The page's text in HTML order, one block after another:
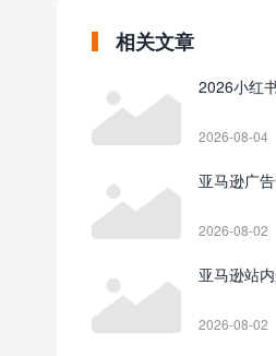
相关文章
2026小红
2026-08-04
亚马逊广
2026-08-02
亚马逊站
2026-08-02